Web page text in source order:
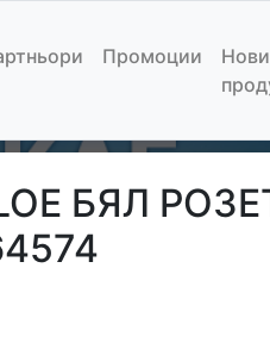
Промоции
Нови
БЯЛ